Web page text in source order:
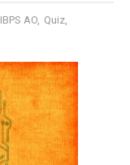
IBPS AO, Quiz,